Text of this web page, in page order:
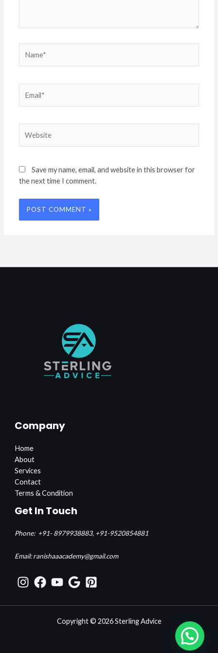
Save my name, email, and website in this browser for
the next time I comment.
Company
Home
About
Services
Contact
Terms & Condition
Get In Touch
Phone: +91- 8979938883, +91-9520854881
Email: ranishaaacademy@gmail.com
Copyright © 2026 Sterling Advice